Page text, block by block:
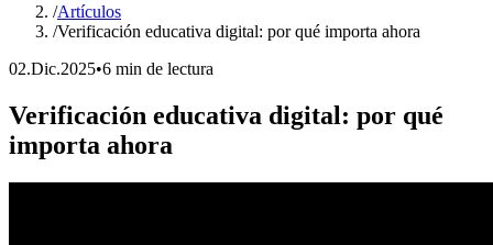
/Artículos
/Verificación educativa digital: por qué importa ahora
02.Dic.2025•6 min de lectura
Verificación educativa digital: por qué
importa ahora